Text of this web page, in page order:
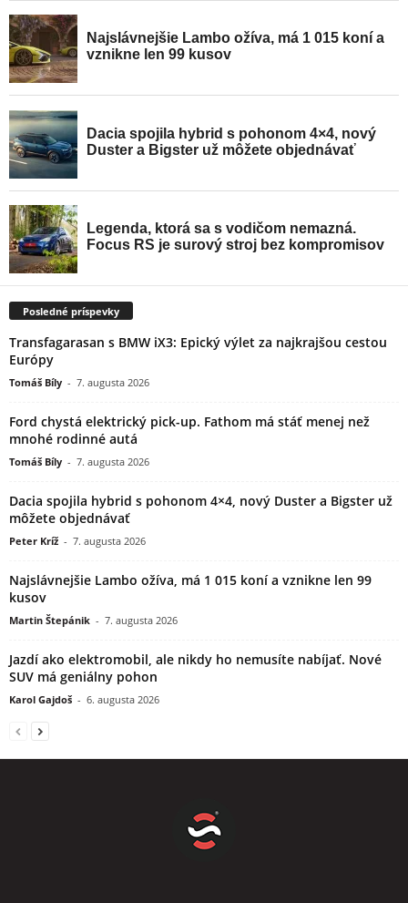
Posledné príspevky
Transfagarasan s BMW iX3: Epický výlet za najkrajšou cestou
Európy
Tomáš Bíly - 7. augusta 2026
Ford chystá elektrický pick-up. Fathom má stáť menej než
mnohé rodinné autá
Tomáš Bíly - 7. augusta 2026
Dacia spojila hybrid s pohonom 4×4, nový Duster a Bigster už
môžete objednávať
Peter Kríž - 7. augusta 2026
Najslávnejšie Lambo ožíva, má 1 015 koní a vznikne len 99
kusov
Martin Štepánik - 7. augusta 2026
Jazdí ako elektromobil, ale nikdy ho nemusíte nabíjať. Nové
SUV má geniálny pohon
Karol Gajdoš - 6. augusta 2026